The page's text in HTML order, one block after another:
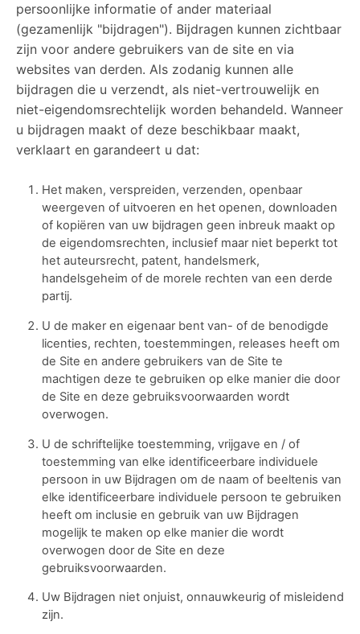
persoonlijke informatie of ander materiaal
(gezamenlijk "bijdragen"). Bijdragen kunnen zichtbaar
zijn voor andere gebruikers van de site en via
websites van derden. Als zodanig kunnen alle
bijdragen die u verzendt, als niet-vertrouwelijk en
niet-eigendomsrechtelijk worden behandeld. Wanneer
u bijdragen maakt of deze beschikbaar maakt,
verklaart en garandeert u dat:
Het maken, verspreiden, verzenden, openbaar
weergeven of uitvoeren en het openen, downloaden
of kopiëren van uw bijdragen geen inbreuk maakt op
de eigendomsrechten, inclusief maar niet beperkt tot
het auteursrecht, patent, handelsmerk,
handelsgeheim of de morele rechten van een derde
partij.
U de maker en eigenaar bent van- of de benodigde
licenties, rechten, toestemmingen, releases heeft om
de Site en andere gebruikers van de Site te
machtigen deze te gebruiken op elke manier die door
de Site en deze gebruiksvoorwaarden wordt
overwogen.
U de schriftelijke toestemming, vrijgave en / of
toestemming van elke identificeerbare individuele
persoon in uw Bijdragen om de naam of beeltenis van
elke identificeerbare individuele persoon te gebruiken
heeft om inclusie en gebruik van uw Bijdragen
mogelijk te maken op elke manier die wordt
overwogen door de Site en deze
gebruiksvoorwaarden.
Uw Bijdragen niet onjuist, onnauwkeurig of misleidend
zijn.